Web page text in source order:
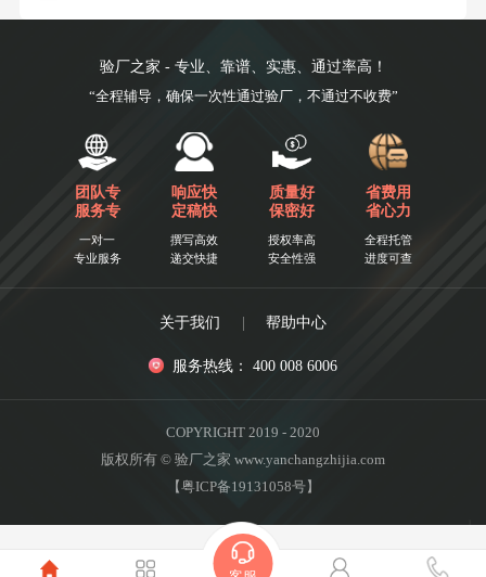
验厂之家 - 专业、靠谱、实惠、通过率高！
“全程辅导，确保一次性通过验厂，不通过不收费”
团队专
服务专
一对一
专业服务
响应快
定稿快
撰写高效
递交快捷
质量好
保密好
授权率高
安全性强
省费用
省心力
全程托管
进度可查
关于我们 | 帮助中心
服务热线： 400 008 6006
COPYRIGHT 2019 - 2020
版权所有 © 验厂之家 www.yanchangzhijia.com
【粤ICP备19131058号】